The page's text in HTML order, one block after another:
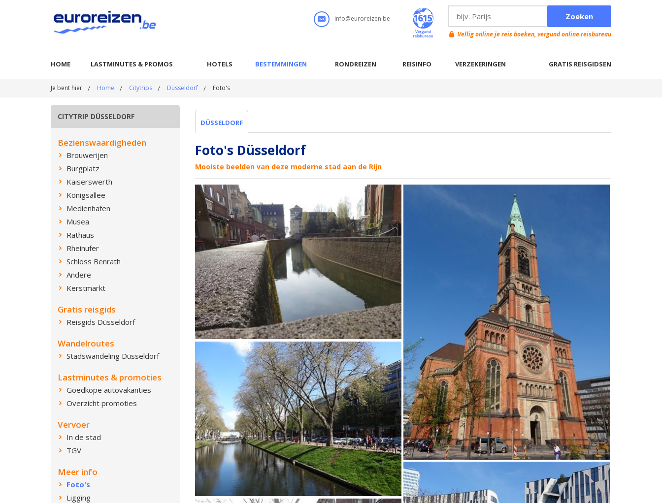
info@euroreizen.be
Vellig online je reis boeken, vergund online reisbureau
HOME LASTMINUTES & PROMOS HOTELS BESTEMMINGEN RONDREIZEN REISINFO VERZEKERINGEN GRATIS REISGIDSEN
Je bent hier Home Citytrips Düsseldorf Foto's
CITYTRIP DÜSSELDORF
Bezienswaardigheden
Brouwerijen
Burgplatz
Kaiserswerth
Königsallee
Medienhafen
Musea
Rathaus
Rheinufer
Schloss Benrath
Andere
Kerstmarkt
Gratis reisgids
Reisgids Düsseldorf
Wandelroutes
Stadswandeling Düsseldorf
Lastminutes & promoties
Goedkope autovakanties
Overzicht promoties
Vervoer
In de stad
TGV
Meer info
Foto's
Ligging
DÜSSELDORF
Foto's Düsseldorf
Mooiste beelden van deze moderne stad aan de Rijn